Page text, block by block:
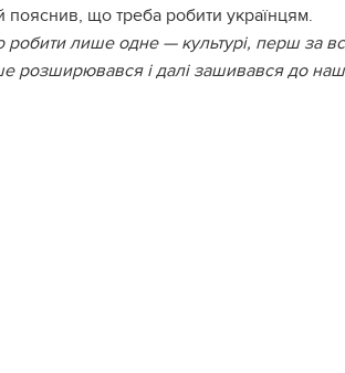
пояснив, що треба робити українцям.
робити лише одне — культурі, перш за
розширювався і далі зашивався до